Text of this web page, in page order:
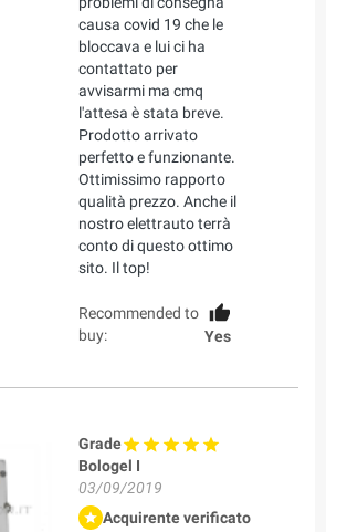
causa covid 19 che le
bloccava e lui ci ha
contattato per
avvisarmi ma cmq
l'attesa è stata breve.
Prodotto arrivato
perfetto e funzionante.
Ottimissimo rapporto
qualità prezzo. Anche il
nostro elettrauto terrà
conto di questo ottimo
sito. Il top!
Recommended to
buy:
Yes
Grade
Bologel I
03/09/2019
Acquirente verificato